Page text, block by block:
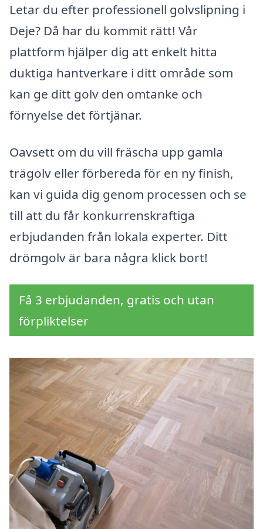
Letar du efter professionell golvslipning i
Deje? Då har du kommit rätt! Vår
plattform hjälper dig att enkelt hitta
duktiga hantverkare i ditt område som
kan ge ditt golv den omtanke och
förnyelse det förtjänar.
Oavsett om du vill fräscha upp gamla
trägolv eller förbereda för en ny finish,
kan vi guida dig genom processen och se
till att du får konkurrenskraftiga
erbjudanden från lokala experter. Ditt
drömgolv är bara några klick bort!
Få 3 erbjudanden, gratis och utan
förpliktelser